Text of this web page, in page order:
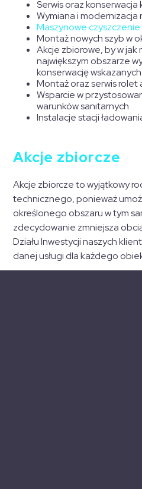
Serwis oraz konserwacja
Wymiana i
Maszynowe
Montaż nowych szyb w
Akcje zbiorowe, by w jak
największym obszarze
konserwację
Montaż oraz serwis rolet
Wsparcie w
warunków sanitarnych
Instalacje stacji
Akcje zbiorcze
Akcje zbiorcze to wyjątkowy
technicznego, ponieważ
określonego obszaru w tym
zdecydowanie zmniejsza
Działu Inwestycji naszych
danej usługi dla każdego